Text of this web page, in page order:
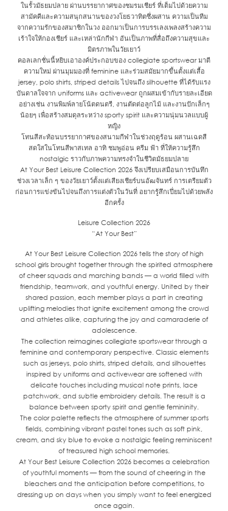
ในรั้วมัธยมปลาย ผ่านบรรยากาศของชมรมเชียร์ ที่เต็มไปด้วยความ
สามัคคีและความสนุกสนานของวงโยธวาทิตซึ่งผสาน ความเป็นทีม
จากความรักของสมาชิกในวง ออกมาเป็นการบรรเลงเพลงสร้างความ
เร้าใจให้กองเชียร์ และเหล่านักกีฬา อันเป็นภาพที่สื่อถึงความสุขและ
มิตรภาพในวัยเยาว์
คอลเลกชั่นนี้หยิบเอาองค์ประกอบของ collegiate sportswear มาตี
ความใหม่ ผ่านมุมมองที่ feminine และร่วมสมัยมากขึ้นตั้งแต่เสื้อ
jersey, polo shirts, striped details ไปจนถึง silhouette ที่ได้รับแรง
บันดาลใจจาก uniforms และ activewear ถูกผสมเข้ากับรายละเอียด
อย่างเช่น งานพิมพ์ลายโน้ตดนตรี, งานตัดต่อลูกไม้ และงานปักเล็กๆ
น้อยๆ เพื่อสร้างสมดุลระหว่าง sporty spirit และความนุ่มนวลแบบผู้
หญิง
โทนสีสะท้อนบรรยากาศของสนามกีฬาในช่วงฤดูร้อน ผสานเฉดสี
สดใสในโทนสีพาสเทล อาทิ ชมพูอ่อน ครีม ฟ้า ที่ให้ความรู้สึก
nostalgic ราวกับภาพความทรงจำในชีวิตมัธยมปลาย
At Your Best Leisure Collection 2026 จึงเปรียบเสมือนการบันทึก
ช่วงเวลาเล็ก ๆ ของวัยเยาว์ตั้งแต่เสียงเชียร์บนอัฒจันทร์ การเตรียมตัว
ก่อนการแข่งขันไปจนถึงการแต่งตัวในวันที่ อยากรู้สึกเปี่ยมไปด้วยพลัง
อีกครั้ง
Leisure Collection 2026
“At Your Best”
At Your Best Leisure Collection 2026 tells the story of high
school girls brought together through the spirited atmosphere
of cheer squads and marching bands — a world filled with
friendship, teamwork, and youthful energy. United by their
shared passion, each member plays a part in creating
uplifting melodies that ignite excitement among the crowd
and athletes alike, capturing the joy and camaraderie of
adolescence.
The collection reimagines collegiate sportswear through a
feminine and contemporary perspective. Classic elements
such as jerseys, polo shirts, striped details, and silhouettes
inspired by uniforms and activewear are softened with
delicate touches including musical note prints, lace
patchwork, and subtle embroidery details. The result is a
balance between sporty spirit and gentle femininity.
The color palette reflects the atmosphere of summer sports
fields, combining vibrant pastel tones such as soft pink,
cream, and sky blue to evoke a nostalgic feeling reminiscent
of treasured high school memories.
At Your Best Leisure Collection 2026 becomes a celebration
of youthful moments — from the sound of cheering in the
bleachers and the anticipation before competitions, to
dressing up on days when you simply want to feel energized
once again.